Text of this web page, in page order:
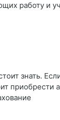
работу и
знать.